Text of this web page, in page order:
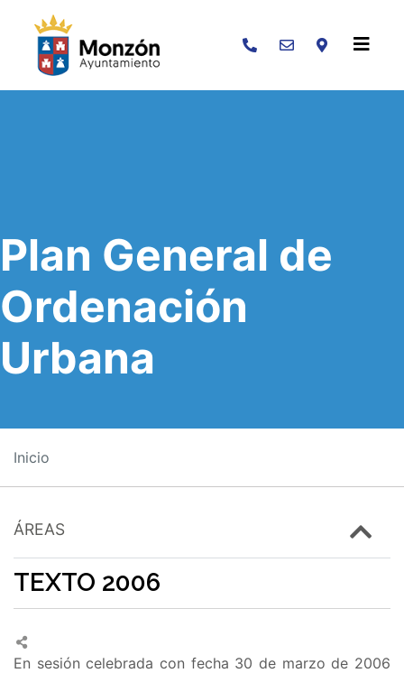
Buscar
Plan General de
Ordenación
Urbana
Inicio
ÁREAS
TEXTO 2006
En sesión celebrada con fecha 30 de marzo de 2006